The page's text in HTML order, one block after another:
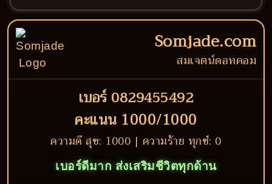
Somjade.com
สมเจตน์ดอทคอม
เบอร์ 0829455492
คะแนน 1000/1000
ความดี สุข: 1000 | ความร้าย ทุกข์: 0
เบอร์ดีมาก ส่งเสริมชีวิตทุกด้าน